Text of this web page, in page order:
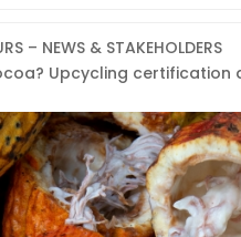
– NEWS & STAKEHOLDERS
Upcycling